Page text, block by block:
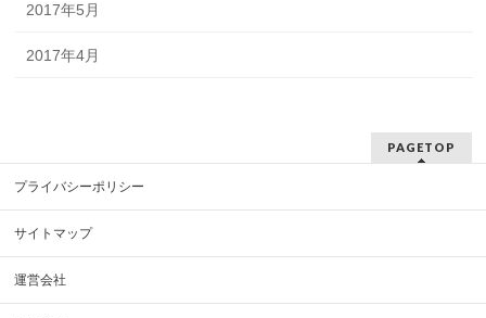
2017年5月
2017年4月
PAGETOP
プライバシーポリシー
サイトマップ
運営会社